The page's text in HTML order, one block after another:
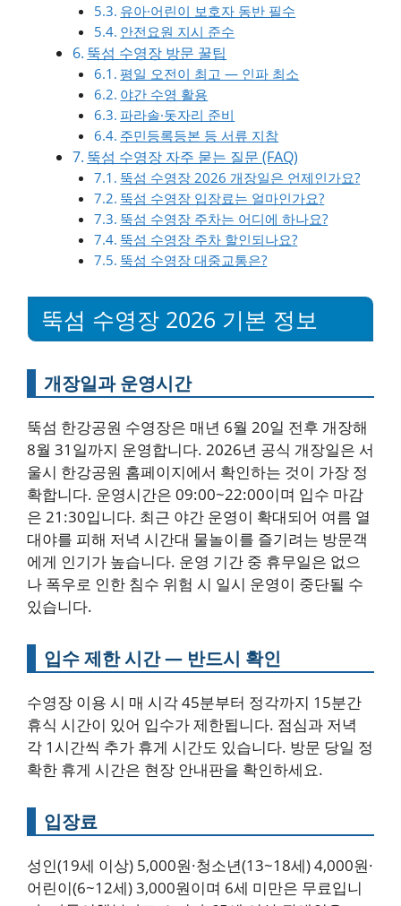
유아·어린이 보호자 동반 필수
안전요원 지시 준수
뚝섬 수영장 방문 꿀팁
평일 오전이 최고 — 인파 최소
야간 수영 활용
파라솔·돗자리 준비
주민등록등본 등 서류 지참
뚝섬 수영장 자주 묻는 질문 (FAQ)
뚝섬 수영장 2026 개장일은 언제인가요?
뚝섬 수영장 입장료는 얼마인가요?
뚝섬 수영장 주차는 어디에 하나요?
뚝섬 수영장 주차 할인되나요?
뚝섬 수영장 대중교통은?
뚝섬 수영장 2026 기본 정보
개장일과 운영시간
뚝섬 한강공원 수영장은 매년 6월 20일 전후 개장해
8월 31일까지 운영합니다. 2026년 공식 개장일은 서
울시 한강공원 홈페이지에서 확인하는 것이 가장 정
확합니다. 운영시간은 09:00~22:00이며 입수 마감
은 21:30입니다. 최근 야간 운영이 확대되어 여름 열
대야를 피해 저녁 시간대 물놀이를 즐기려는 방문객
에게 인기가 높습니다. 운영 기간 중 휴무일은 없으
나 폭우로 인한 침수 위험 시 일시 운영이 중단될 수
있습니다.
입수 제한 시간 — 반드시 확인
수영장 이용 시 매 시각 45분부터 정각까지 15분간
휴식 시간이 있어 입수가 제한됩니다. 점심과 저녁
각 1시간씩 추가 휴게 시간도 있습니다. 방문 당일 정
확한 휴게 시간은 현장 안내판을 확인하세요.
입장료
성인(19세 이상) 5,000원·청소년(13~18세) 4,000원·
어린이(6~12세) 3,000원이며 6세 미만은 무료입니